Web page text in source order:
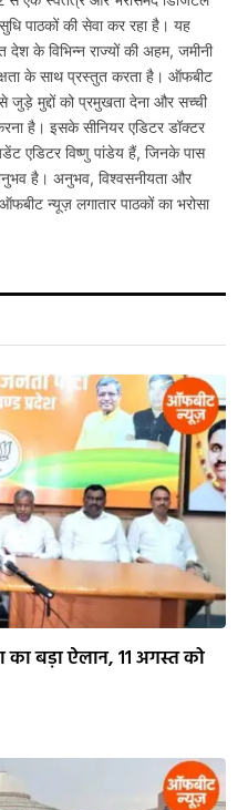
पाठकों की सेवा कर रहा है। यह
के विभिन्न राज्यों की अहम, जमीनी
के साथ प्रस्तुत करता है। ऑफबीट
जुड़े मुद्दों को प्रमुखता देना और सच्ची
है। इसके सीनियर एडिटर डॉक्टर
एडिटर विष्णु पांडेय हैं, जिनके पास
है। अनुभव, विश्वसनीयता और
न्यूज़ लगातार पाठकों का भरोसा
का बड़ा ऐलान, 11 अगस्त को